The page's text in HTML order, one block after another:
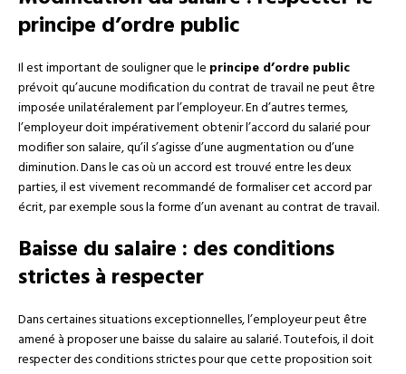
principe d’ordre public
Il est important de souligner que le principe d’ordre public
prévoit qu’aucune modification du contrat de travail ne peut être
imposée unilatéralement par l’employeur. En d’autres termes,
l’employeur doit impérativement obtenir l’accord du salarié pour
modifier son salaire, qu’il s’agisse d’une augmentation ou d’une
diminution. Dans le cas où un accord est trouvé entre les deux
parties, il est vivement recommandé de formaliser cet accord par
écrit, par exemple sous la forme d’un avenant au contrat de travail.
Baisse du salaire : des conditions
strictes à respecter
Dans certaines situations exceptionnelles, l’employeur peut être
amené à proposer une baisse du salaire au salarié. Toutefois, il doit
respecter des conditions strictes pour que cette proposition soit